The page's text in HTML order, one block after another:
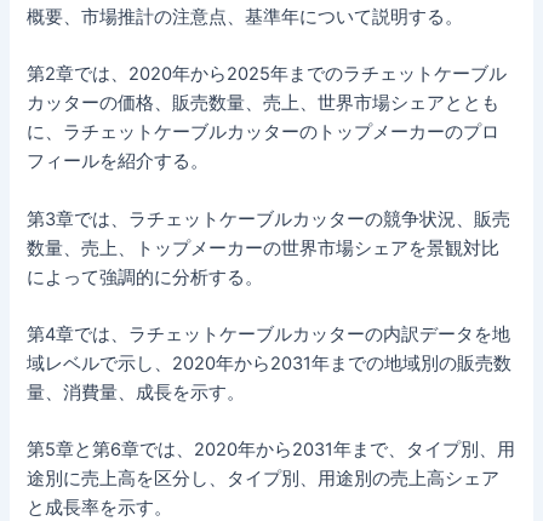
概要、市場推計の注意点、基準年について説明する。
第2章では、2020年から2025年までのラチェットケーブル
カッターの価格、販売数量、売上、世界市場シェアととも
に、ラチェットケーブルカッターのトップメーカーのプロ
フィールを紹介する。
第3章では、ラチェットケーブルカッターの競争状況、販売
数量、売上、トップメーカーの世界市場シェアを景観対比
によって強調的に分析する。
第4章では、ラチェットケーブルカッターの内訳データを地
域レベルで示し、2020年から2031年までの地域別の販売数
量、消費量、成長を示す。
第5章と第6章では、2020年から2031年まで、タイプ別、用
途別に売上高を区分し、タイプ別、用途別の売上高シェア
と成長率を示す。